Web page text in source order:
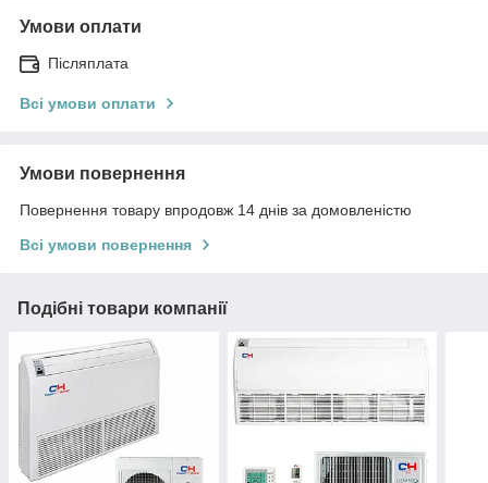
Умови оплати
Післяплата
Всі умови оплати
Умови повернення
Повернення товару впродовж 14 днів за домовленістю
Всі умови повернення
Подібні товари компанії